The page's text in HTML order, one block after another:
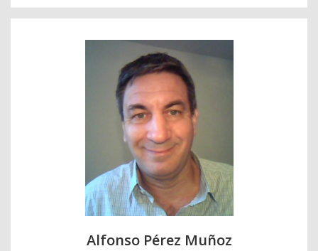
Alfonso Pérez Muñoz